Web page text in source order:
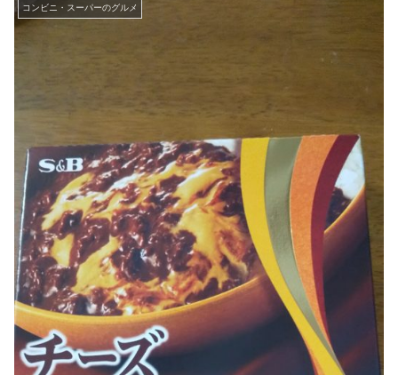
コンビニ・スーパーのグルメ